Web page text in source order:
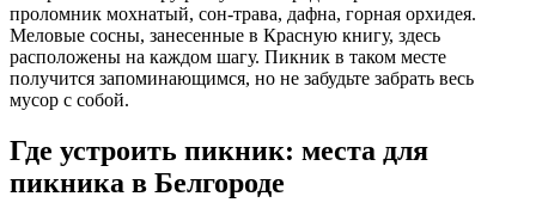
проломник мохнатый, сон-трава, дафна, горная орхидея.
Меловые сосны, занесенные в Красную книгу, здесь
расположены на каждом шагу. Пикник в таком месте
получится запоминающимся, но не забудьте забрать весь
мусор с собой.
Где устроить пикник: места для
пикника в Белгороде